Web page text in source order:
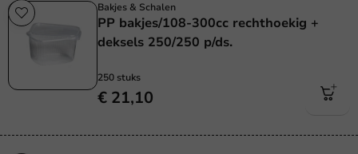
Bakjes & Schalen
PP bakjes/108-300cc rechthoekig +
deksels 250/250 p/ds.
250 stuks
€ 21,10